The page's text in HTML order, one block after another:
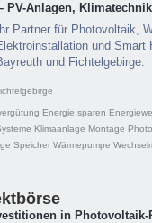
PV-Anlagen,
Ihr Partner für Photovoltaik,
und Smart
und Fichtelgebirge.
Energie sparen
Klimaanlage Montage
Speicher Wärmepumpe
in Photovoltaik-